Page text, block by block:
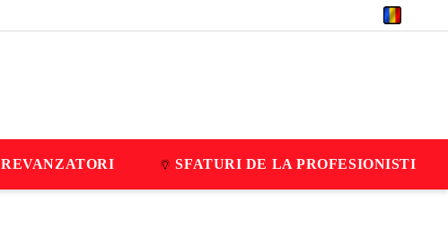
REVANZATORI SFATURI DE LA PROFESIONISTI